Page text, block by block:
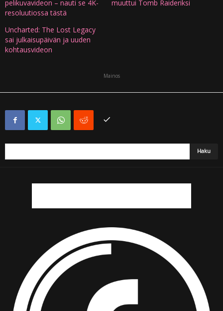
pelikuvavideon – nauti se 4K-
resoluutiossa tästä
muuttui Tomb Raideriksi
Uncharted: The Lost Legacy
sai julkaisupäivän ja uuden
kohtausvideon
Mainos